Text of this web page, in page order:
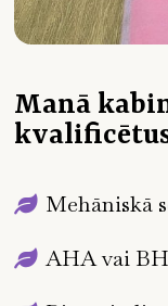
Manā
Mehāniskā
AHA vai